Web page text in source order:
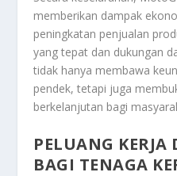
memberikan dampak
peningkatan penjualan
yang tepat dan dukungan
tidak hanya membawa
pendek, tetapi juga
berkelanjutan bagi
PELUANG
BAGI TENAGA